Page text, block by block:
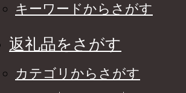
キーワードからさがす
返礼品をさがす
カテゴリからさがす